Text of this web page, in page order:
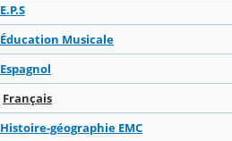
E.P.S
Éducation Musicale
Espagnol
Français
Histoire-géographie EMC